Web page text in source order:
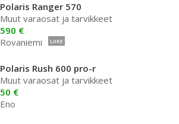
Polaris Ranger 570
Muut varaosat ja tarvikkeet
590 €
Rovaniemi
LIIKE
Polaris Rush 600 pro-r
Muut varaosat ja tarvikkeet
50 €
Eno